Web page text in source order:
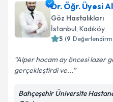
Dr. Nedim Budakoğlu
oluşturun. Size bu
takvim hazırlandığında
Kişisel verilerimin
Dr. Öğr. Üyesi
Göz Hastalıkları
İstanbul, Kadıköy
5 (9
Alper hocam ay öncesi lazer
gerçekleştirdi ve...
Bahçeşehir Üniversite